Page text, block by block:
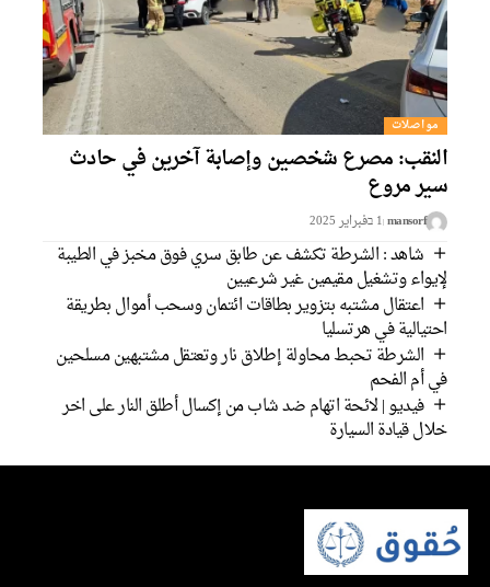
مواصلات
النقب: مصرع شخصين وإصابة آخرين في حادث
سير مروع
mansorf 1 בفبراير 2025
شاهد : الشرطة تكشف عن طابق سري فوق مخبز في الطيبة
لإيواء وتشغيل مقيمين غير شرعيين
اعتقال مشتبه بتزوير بطاقات ائتمان وسحب أموال بطريقة
احتيالية في هرتسليا
الشرطة تحبط محاولة إطلاق نار وتعتقل مشتبهين مسلحين
في أم الفحم
فيديو | لائحة اتهام ضد شاب من إكسال أطلق النار على اخر
خلال قيادة السيارة